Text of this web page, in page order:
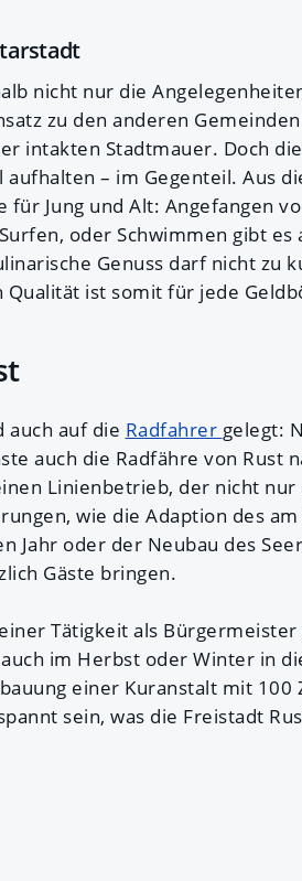
nicht nur die
zu den anderen
intakten Stadtmauer. Doch
aufhalten – im Gegenteil. Aus
für Jung und Alt: Angefangen
oder Schwimmen gibt
Genuss darf nicht zu
Qualität ist somit für jede
auch auf die Radfahrer gelegt:
auch die Radfähre von Rust
Linienbetrieb, der nicht
wie die Adaption des am
Jahr oder der Neubau des
Gäste bringen.
Tätigkeit als
im Herbst oder Winter in
einer Kuranstalt mit
sein, was die Freistadt